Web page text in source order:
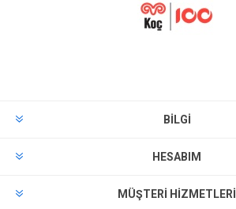
BILGI
HESABIM
MÜŞTERI HIZMETLERI